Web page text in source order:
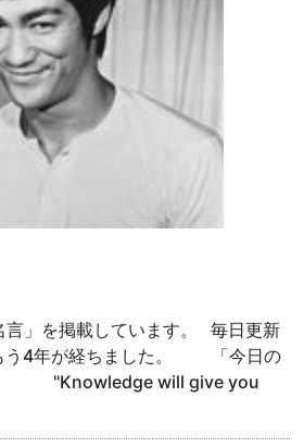
」を掲載しています。 毎日更新
う4年が経ちました。 「今日の
。 "Knowledge will give you